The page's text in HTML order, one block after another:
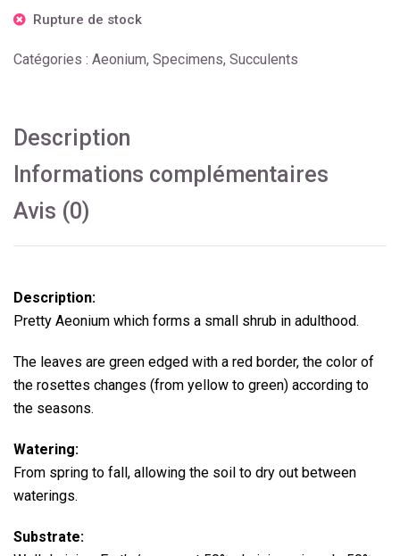
Rupture de stock
Catégories : Aeonium, Specimens, Succulents
Description
Informations complémentaires
Avis (0)
Description:
Pretty Aeonium which forms a small shrub in adulthood.
The leaves are green edged with a red border, the color of
the rosettes changes (from yellow to green) according to
the seasons.
Watering:
From spring to fall, allowing the soil to dry out between
waterings.
Substrate: